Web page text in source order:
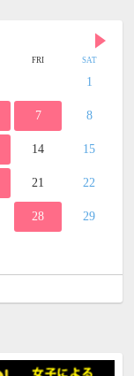
FRI SAT
1
7 8
14 15
21 22
28 29